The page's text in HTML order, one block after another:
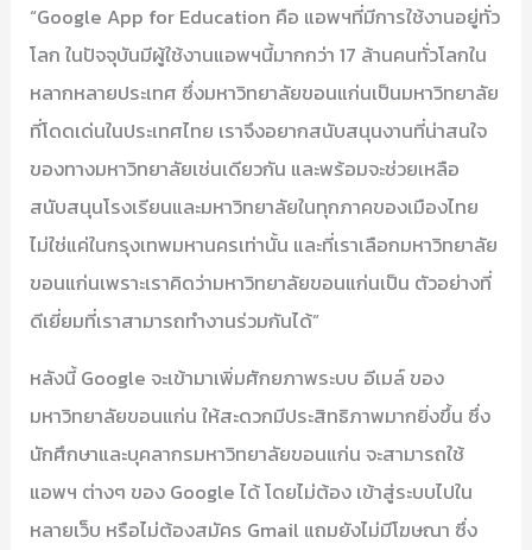
“Google App for Education คือ แอพฯที่มีการใช้งานอยู่ทั่ว
โลก ในปัจจุบันมีผู้ใช้งานแอพฯนี้มากกว่า 17 ล้านคนทั่วโลกใน
หลากหลายประเทศ ซึ่งมหาวิทยาลัยขอนแก่นเป็นมหาวิทยาลัย
ที่โดดเด่นในประเทศไทย เราจึงอยากสนับสนุนงานที่น่าสนใจ
ของทางมหาวิทยาลัยเช่นเดียวกัน และพร้อมจะช่วยเหลือ
สนับสนุนโรงเรียนและมหาวิทยาลัยในทุกภาคของเมืองไทย
ไม่ใช่แค่ในกรุงเทพมหานครเท่านั้น และที่เราเลือกมหาวิทยาลัย
ขอนแก่นเพราะเราคิดว่ามหาวิทยาลัยขอนแก่นเป็น ตัวอย่างที่
ดีเยี่ยมที่เราสามารถทำงานร่วมกันได้”
หลังนี้ Google จะเข้ามาเพิ่มศักยภาพระบบ อีเมล์ ของ
มหาวิทยาลัยขอนแก่น ให้สะดวกมีประสิทธิภาพมากยิ่งขึ้น ซึ่ง
นักศึกษาและบุคลากรมหาวิทยาลัยขอนแก่น จะสามารถใช้
แอพฯ ต่างๆ ของ Google ได้ โดยไม่ต้อง เข้าสู่ระบบไปใน
หลายเว็บ หรือไม่ต้องสมัคร Gmail แถมยังไม่มีโฆษณา ซึ่ง